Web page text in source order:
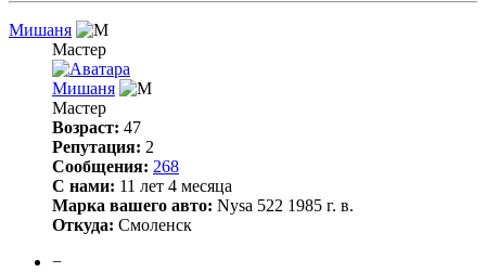
Мишаня
Мастер
Мишаня
Мастер
Возраст: 47
Репутация: 2
Сообщения: 268
С нами: 11 лет 4 месяца
Марка вашего авто: Nysa 522 1985 г. в.
Откуда: Смоленск
−